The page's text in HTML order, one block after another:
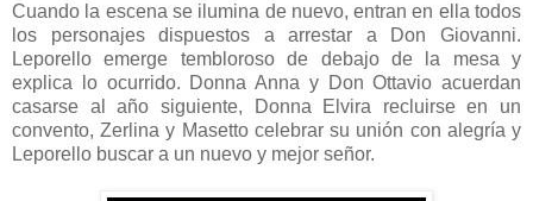
Cuando la escena se ilumina de nuevo, entran en ella todos
los personajes dispuestos a arrestar a Don Giovanni.
Leporello emerge tembloroso de debajo de la mesa y
explica lo ocurrido. Donna Anna y Don Ottavio acuerdan
casarse al año siguiente, Donna Elvira recluirse en un
convento, Zerlina y Masetto celebrar su unión con alegría y
Leporello buscar a un nuevo y mejor señor.